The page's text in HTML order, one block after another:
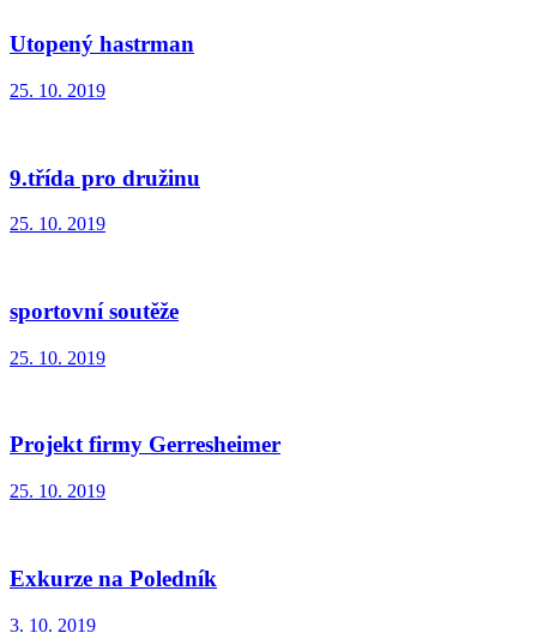
Utopený hastrman
25. 10. 2019
9.třída pro družinu
25. 10. 2019
sportovní soutěže
25. 10. 2019
Projekt firmy Gerresheimer
25. 10. 2019
Exkurze na Poledník
3. 10. 2019